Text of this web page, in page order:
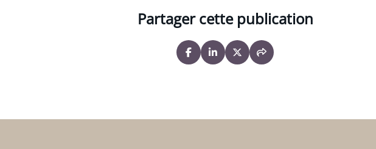
Partager cette publication